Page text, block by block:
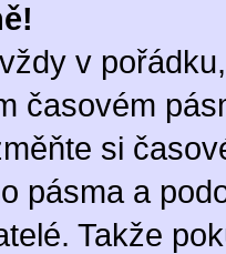
v
časovém
si
pásma a
Takže